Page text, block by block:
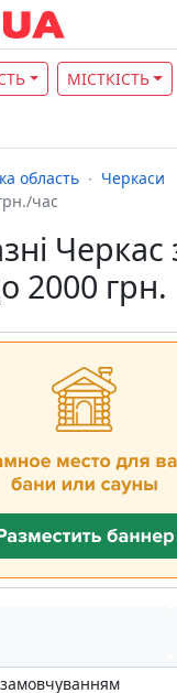
МІСТКІСТЬ
область
Черкаси
час
2000 грн.